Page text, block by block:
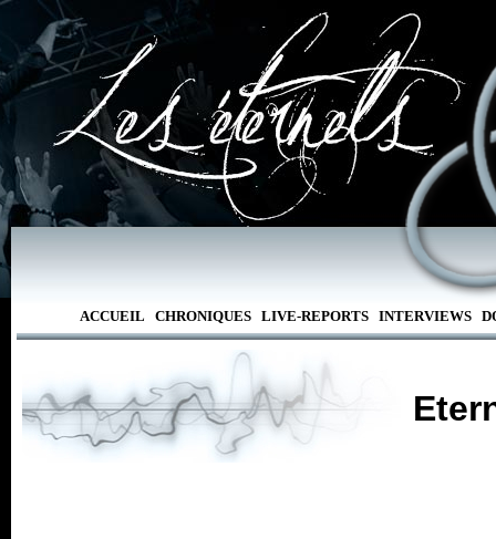
ACCUEIL CHRONIQUES LIVE-REPORTS INTERVIEWS